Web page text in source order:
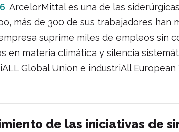
ArcelorMittal es una de las
más de 300 de sus trabajadores han
suprime miles de empleos sin
en materia climática y silencia
Global Union e industriAll
de las iniciativas de